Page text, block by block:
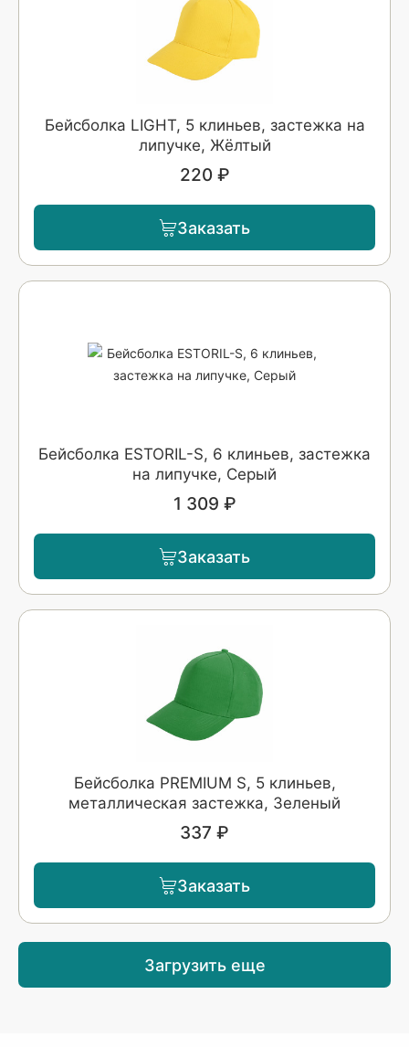
Бейсболка LIGHT, 5 клиньев, застежка на
липучке, Жёлтый
220 ₽
Заказать
Бейсболка ESTORIL-S, 6 клиньев, застежка
на липучке, Серый
1 309 ₽
Заказать
Бейсболка PREMIUM S, 5 клиньев,
металлическая застежка, Зеленый
337 ₽
Заказать
Загрузить еще